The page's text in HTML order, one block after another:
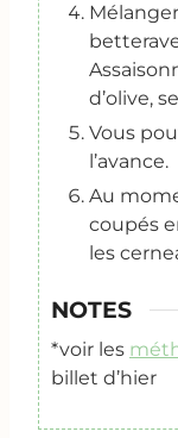
d’olive,
Vous
l’avance.
Au
coupés
les
NOTES
*voir les
billet d’hier